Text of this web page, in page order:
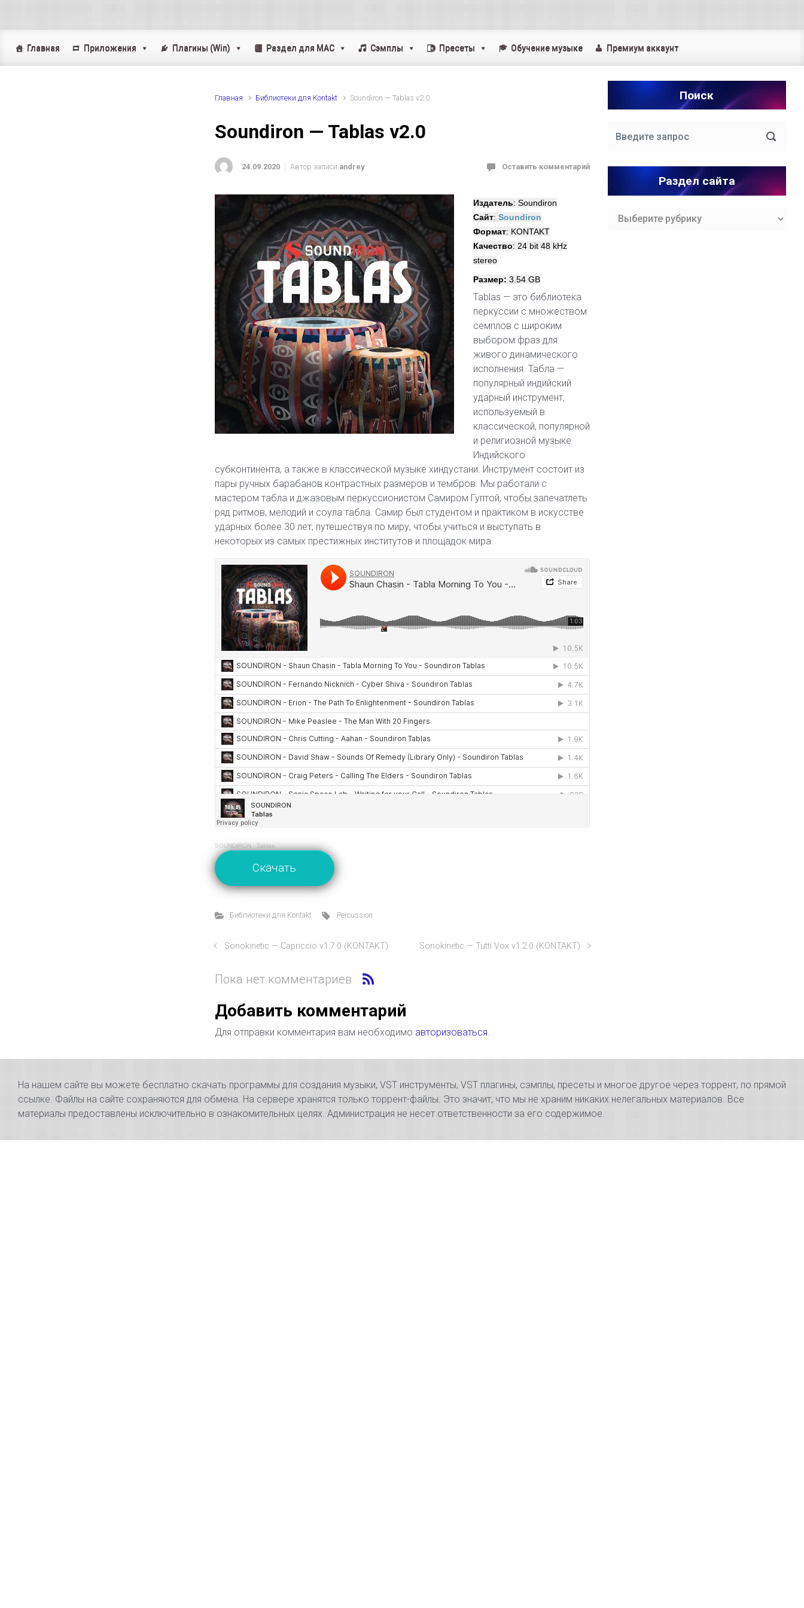
Главная Приложения Плагины (Win) Раздел для MAC Cэмплы Пресеты Обучение музыке Премиум аккаунт
Главная Библиотеки для Kontakt Soundiron — Tablas v2.0
Soundiron — Tablas v2.0
24.09.2020 Автор записи andrey Оставить комментарий
Издатель: Soundiron
Сайт: Soundiron
Формат: KONTAKT
Качество: 24 bit 48 kHz
stereo
Размер: 3.54 GB
Tablas — это библиотека
перкуссии с множеством
семплов с широким
выбором фраз для
живого динамического
исполнения. Табла —
популярный индийский
ударный инструмент,
используемый в
классической, популярной
и религиозной музыке
Индийского
субконтинента, а также в классической музыке хиндустани. Инструмент состоит из
пары ручных барабанов контрастных размеров и тембров. Мы работали с
мастером табла и джазовым перкуссионистом Самиром Гуптой, чтобы запечатлеть
ряд ритмов, мелодий и соула табла. Самир был студентом и практиком в искусстве
ударных более 30 лет, путешествуя по миру, чтобы учиться и выступать в
некоторых из самых престижных институтов и площадок мира.
SOUNDIRON·Tablas
Скачать
Библиотеки для Kontakt Percussion
Sonokinetic — Capriccio v1.7.0 (KONTAKT) Sonokinetic — Tutti Vox v1.2.0 (KONTAKT)
Пока нет комментариев
Добавить комментарий
Для отправки комментария вам необходимо авторизоваться.
Поиск
Раздел сайта
Раздел
На нашем сайте вы можете бесплатно скачать программы для создания музыки, VST инструменты, VST плагины, сэмплы, пресеты и многое другое через торрент, по прямой
ссылке. Файлы на сайте сохраняются для обмена. На сервере хранятся только торрент-файлы. Это значит, что мы не храним никаких нелегальных материалов. Все
материалы предоставлены исключительно в ознакомительных целях. Администрация не несет ответственности за его содержимое.